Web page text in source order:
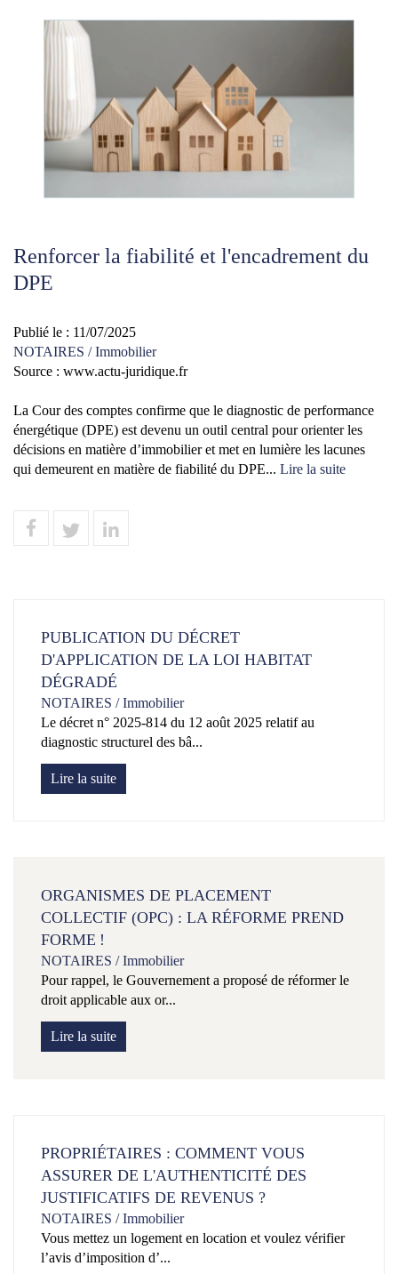
Renforcer la fiabilité et l'encadrement du
DPE
Publié le : 11/07/2025
NOTAIRES /Immobilier
Source : www.actu-juridique.fr
La Cour des comptes confirme que le diagnostic de performance
énergétique (DPE) est devenu un outil central pour orienter les
décisions en matière d’immobilier et met en lumière les lacunes
qui demeurent en matière de fiabilité du DPE... Lire la suite
PUBLICATION DU DÉCRET
D'APPLICATION DE LA LOI HABITAT
DÉGRADÉ
NOTAIRES /Immobilier
Le décret n° 2025-814 du 12 août 2025 relatif au
diagnostic structurel des bâ...
Lire la suite
ORGANISMES DE PLACEMENT
COLLECTIF (OPC) : LA RÉFORME PREND
FORME !
NOTAIRES /Immobilier
Pour rappel, le Gouvernement a proposé de réformer le
droit applicable aux or...
Lire la suite
PROPRIÉTAIRES : COMMENT VOUS
ASSURER DE L'AUTHENTICITÉ DES
JUSTIFICATIFS DE REVENUS ?
NOTAIRES /Immobilier
Vous mettez un logement en location et voulez vérifier
l’avis d’imposition d’...